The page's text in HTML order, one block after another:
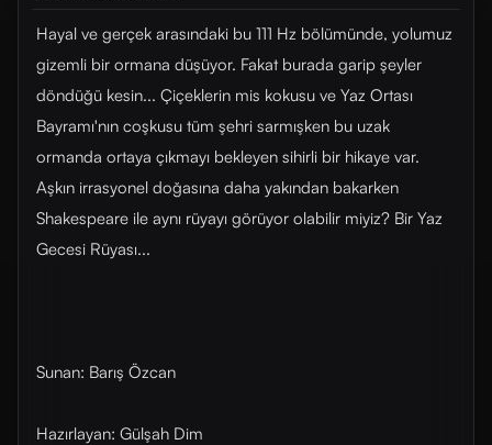
Hayal ve gerçek arasındaki bu 111 Hz bölümünde, yolumuz
gizemli bir ormana düşüyor. Fakat burada garip şeyler
döndüğü kesin... Çiçeklerin mis kokusu ve Yaz Ortası
Bayramı'nın coşkusu tüm şehri sarmışken bu uzak
ormanda ortaya çıkmayı bekleyen sihirli bir hikaye var.
Aşkın irrasyonel doğasına daha yakından bakarken
Shakespeare ile aynı rüyayı görüyor olabilir miyiz? Bir Yaz
Gecesi Rüyası...
Sunan: Barış Özcan
Hazırlayan: Gülşah Dim